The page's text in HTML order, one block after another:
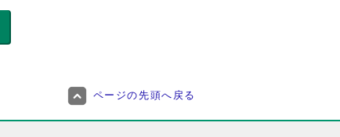
ページの先頭へ戻る